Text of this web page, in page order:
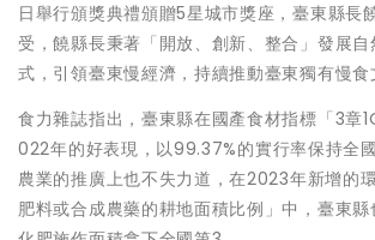
日舉行頒獎典禮頒贈5星城市獎座，臺東縣長
受，饒縣長秉著「開放、創新、整合」發展
式，引領臺東慢經濟，持續推動臺東獨有慢食
食力雜誌指出，臺東縣在國產食材指標「3章
022年的好表現，以99.37%的實行率保持全
農業的推廣上也不失力道，在2023年新增的
肥料或合成農藥的耕地面積比例」中，臺東